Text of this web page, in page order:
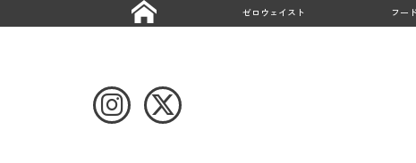
ゼロウェイスト フード